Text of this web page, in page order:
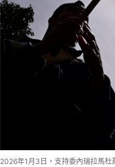
2026年1月3日，支持委內瑞拉馬杜